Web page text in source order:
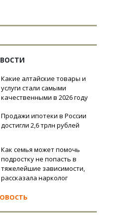
Какие алтайские товары и
услуги стали самыми
качественными в 2026 году
Продажи ипотеки в России
достигли 2,6 трлн рублей
Как семья может помочь
подростку не попасть в
тяжелейшие зависимости,
рассказала нарколог